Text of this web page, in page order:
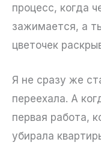
процесс, когда
зажимается, а
цветочек
Я не сразу же
переехала. А
первая работа,
убирала